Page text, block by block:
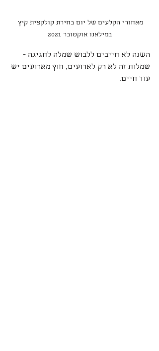
מאחורי הקלעים של יום בחירת קולקצית קיץ
במילאנו אוקטובר 2021
השנה לא חייבים ללבוש שמלה לחגיגה -
שמלות זה לא רק לארועים, חוץ מארועים יש
עוד חיים.